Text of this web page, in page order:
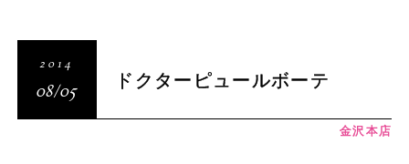
2014
08/05 ドクターピュールボーテ
金沢本店